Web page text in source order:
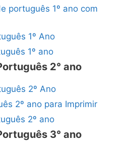
português 1º ano com
1º Ano
1º ano
2° ano
2º Ano
2º ano para Imprimir
2º ano
3° ano